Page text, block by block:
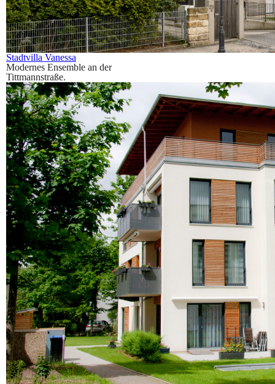
Stadtvilla Vanessa
Modernes Ensemble an der
Tittmannstraße.